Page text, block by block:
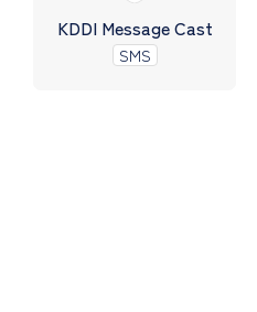
KDDI Message Cast
SMS